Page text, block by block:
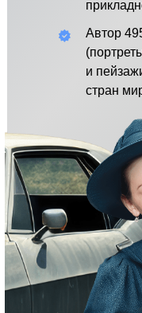
Автор
и
стран